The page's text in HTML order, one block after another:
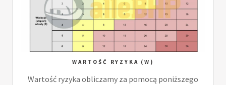
WARTOŚĆ RYZYKA (W)
Wartość ryzyka obliczamy za pomocą poniższego